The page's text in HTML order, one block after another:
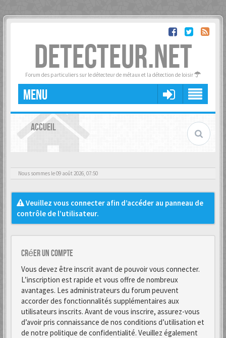
DETECTEUR.NET
Forum des particuliers sur le détecteur de métaux et la détection de loisir
MENU
ACCUEIL
Nous sommes le 09 août 2026, 07:50
Veuillez vous connecter afin d’accéder au panneau de
contrôle de l’utilisateur.
Créer un Compte
Vous devez être inscrit avant de pouvoir vous connecter.
L’inscription est rapide et vous offre de nombreux
avantages. Les administrateurs du forum peuvent
accorder des fonctionnalités supplémentaires aux
utilisateurs inscrits. Avant de vous inscrire, assurez-vous
d’avoir pris connaissance de nos conditions d’utilisation et
de notre politique de confidentialité. Veuillez également